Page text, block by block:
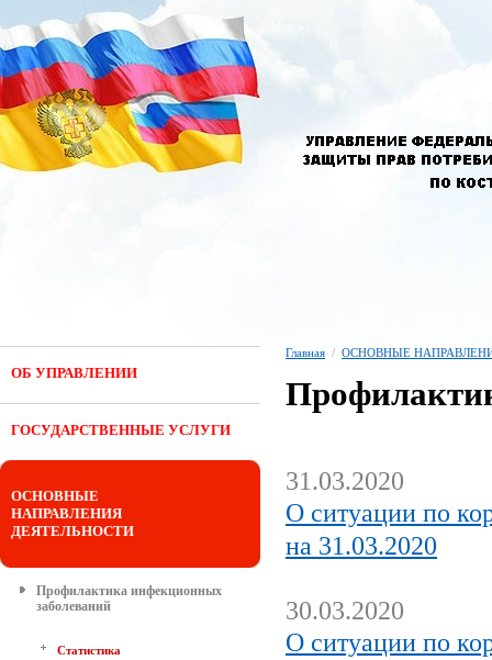
ОБ УПРАВЛЕНИИ
ГОСУДАРСТВЕННЫЕ УСЛУГИ
ОСНОВНЫЕ
НАПРАВЛЕНИЯ
ДЕЯТЕЛЬНОСТИ
Профилактика инфекционных
заболеваний
Статистика
Главная / ОСНОВНЫЕ
31.03.2020
О ситуации по
на 31.03.2020
30.03.2020
О ситуации по